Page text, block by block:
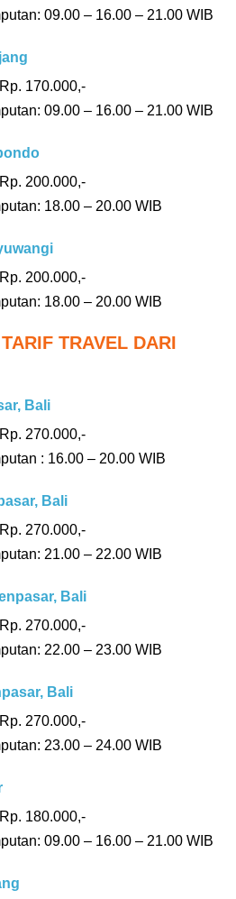
09.00 – 16.00 – 21.00 WIB
170.000,-
09.00 – 16.00 – 21.00 WIB
200.000,-
18.00 – 20.00 WIB
200.000,-
18.00 – 20.00 WIB
TRAVEL DARI
Bali
270.000,-
: 16.00 – 20.00 WIB
Bali
270.000,-
21.00 – 22.00 WIB
Bali
270.000,-
22.00 – 23.00 WIB
Bali
270.000,-
23.00 – 24.00 WIB
180.000,-
09.00 – 16.00 – 21.00 WIB